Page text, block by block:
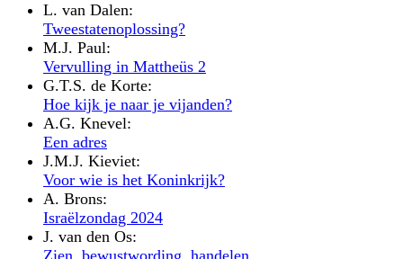
L. van Dalen:
Tweestatenoplossing?
M.J. Paul:
Vervulling in Mattheüs 2
G.T.S. de Korte:
Hoe kijk je naar je vijanden?
A.G. Knevel:
Een adres
J.M.J. Kieviet:
Voor wie is het Koninkrijk?
A. Brons:
Israëlzondag 2024
J. van den Os: